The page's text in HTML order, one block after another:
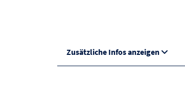
Zusätzliche Infos anzeigen